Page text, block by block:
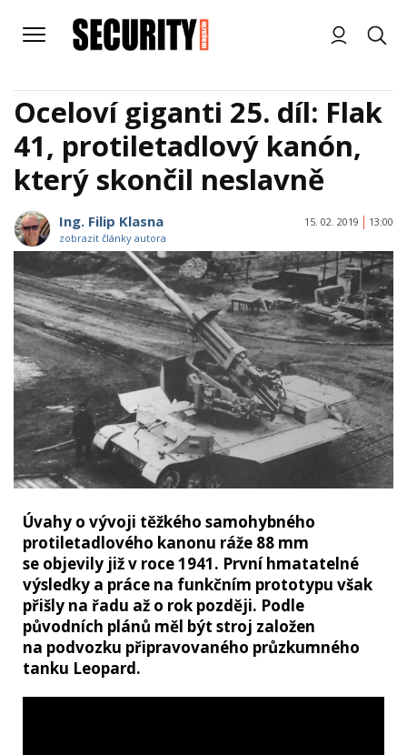
Oceloví giganti 25. díl: Flak
41, protiletadlový kanón,
který skončil neslavně
Ing. Filip Klasna
zobrazit články autora
15. 02. 2019 13:00
Úvahy o vývoji těžkého samohybného
protiletadlového kanonu ráže 88 mm
se objevily již v roce 1941. První hmatatelné
výsledky a práce na funkčním prototypu však
přišly na řadu až o rok později. Podle
původních plánů měl být stroj založen
na podvozku připravovaného průzkumného
tanku Leopard.